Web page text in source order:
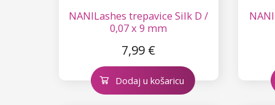
NANILashes trepavice Silk D /
0,07 x 9 mm
7,99 €
Dodaj u košaricu